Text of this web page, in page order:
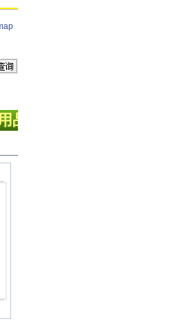
有限公司欢迎您！